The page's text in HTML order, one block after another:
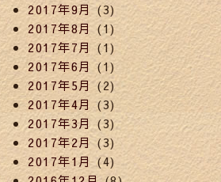
2017年9月(3)
2017年8月(1)
2017年7月 (1)
2017年6月 (1)
2017年5月(2)
2017年4月 (3)
2017年3月(3)
2017年2月(3)
2017年1月(4)